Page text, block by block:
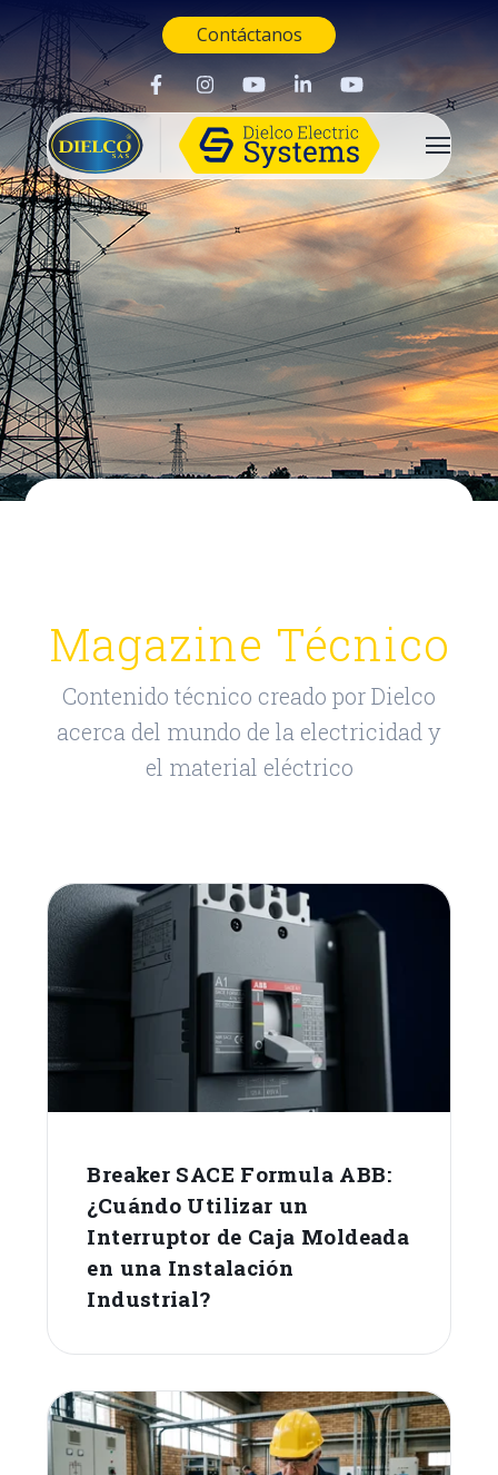
Contáctanos
Magazine Técnico
Contenido técnico creado por Dielco
acerca del mundo de la electricidad y
el material eléctrico
Breaker SACE Formula ABB:
¿Cuándo Utilizar un
Interruptor de Caja Moldeada
en una Instalación
Industrial?